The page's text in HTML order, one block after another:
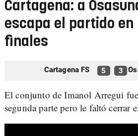
Cartagena: a
escapa el partido en
finales
Cartagena FS 5 3
El conjunto de Imanol Arregui
segunda parte pero le faltó cerrar